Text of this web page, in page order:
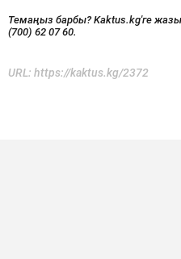
Темаңыз барбы? Kaktus.kg'ге
(700) 62 07 60.
URL: https://kaktus.kg/2372